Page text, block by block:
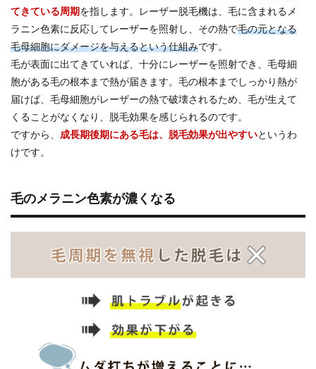
てきている周期を指します。レーザー脱毛機は、毛に含まれるメ
ラニン色素に反応してレーザーを照射し、その熱で毛の元となる
毛母細胞にダメージを与えるという仕組みです。
毛が表面に出てきていれば、十分にレーザーを照射でき、毛母細
胞がある毛の根本まで熱が届きます。毛の根本までしっかり熱が
届けば、毛母細胞がレーザーの熱で破壊されるため、毛が生えて
くることがなくなり、脱毛効果を感じられるのです。
ですから、 成長期後期にある毛は、脱毛効果が出やすいというわ
けです。
毛のメラニン色素が濃くなる